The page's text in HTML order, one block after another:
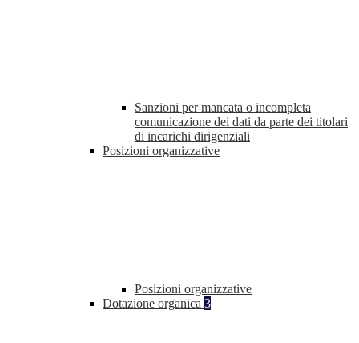
Sanzioni per mancata o incompleta
comunicazione dei dati da parte dei titolari
di incarichi dirigenziali
Posizioni organizzative
Posizioni organizzative
Dotazione organica 3